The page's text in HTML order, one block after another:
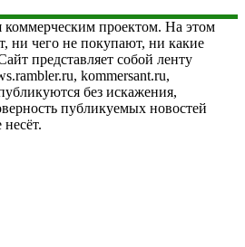
коммерческим проектом. На этом
ни чего не покупают, ни какие
представляет собой ленту
kommersant.ru,
без искажения,
публикуемых новостей